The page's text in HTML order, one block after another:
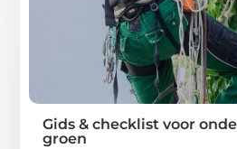
Gids & checklist voor
groen